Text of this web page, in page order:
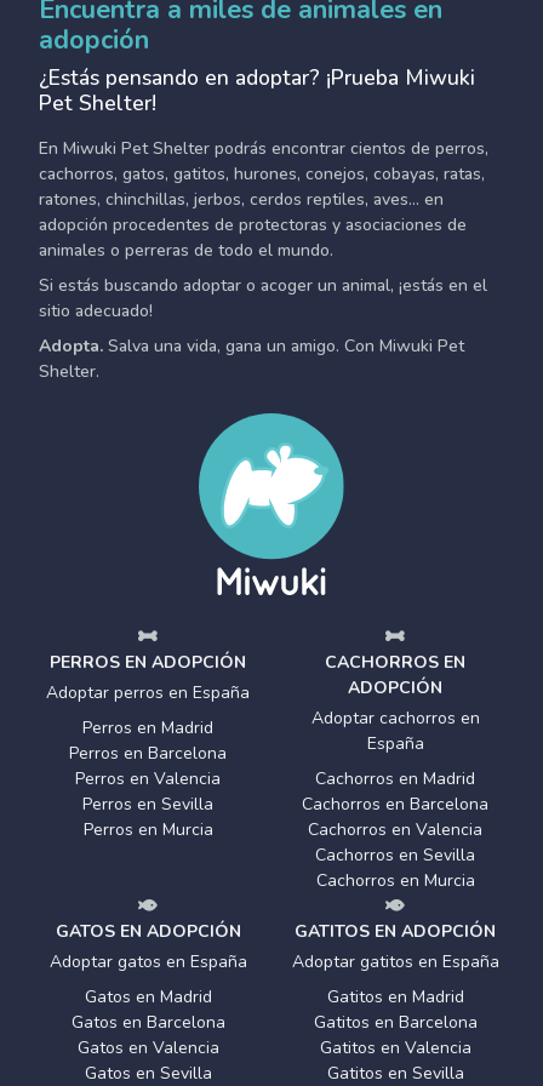
Encuentra a miles de animales en
adopción
¿Estás pensando en adoptar? ¡Prueba Miwuki
Pet Shelter!
En Miwuki Pet Shelter podrás encontrar cientos de perros,
cachorros, gatos, gatitos, hurones, conejos, cobayas, ratas,
ratones, chinchillas, jerbos, cerdos reptiles, aves... en
adopción procedentes de protectoras y asociaciones de
animales o perreras de todo el mundo.
Si estás buscando adoptar o acoger un animal, ¡estás en el
sitio adecuado!
Adopta. Salva una vida, gana un amigo. Con Miwuki Pet
Shelter.
PERROS EN ADOPCIÓN
Adoptar perros en España
Perros en Madrid
Perros en Barcelona
Perros en Valencia
Perros en Sevilla
Perros en Murcia
CACHORROS EN
ADOPCIÓN
Adoptar cachorros en
España
Cachorros en Madrid
Cachorros en Barcelona
Cachorros en Valencia
Cachorros en Sevilla
Cachorros en Murcia
GATOS EN ADOPCIÓN
Adoptar gatos en España
Gatos en Madrid
Gatos en Barcelona
Gatos en Valencia
Gatos en Sevilla
GATITOS EN ADOPCIÓN
Adoptar gatitos en España
Gatitos en Madrid
Gatitos en Barcelona
Gatitos en Valencia
Gatitos en Sevilla